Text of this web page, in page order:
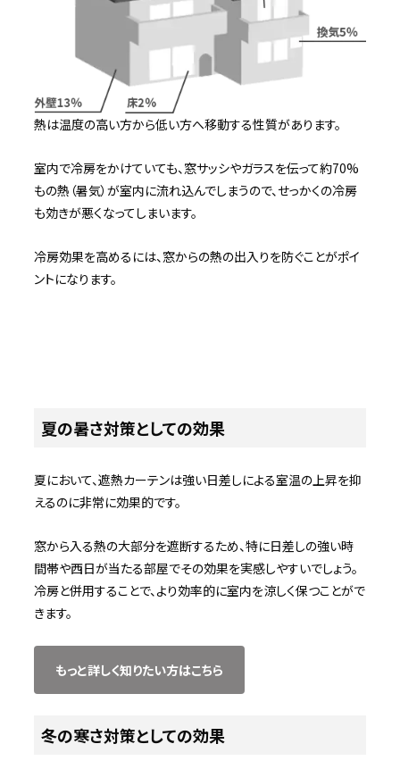
熱は温度の高い方から低い方へ移動する性質があります。
室内で冷房をかけていても、窓サッシやガラスを伝って約70%
もの熱（暑気）が室内に流れ込んでしまうので、せっかくの冷房
も効きが悪くなってしまいます。
冷房効果を高めるには、窓からの熱の出入りを防ぐことがポイ
ントになります。
夏の暑さ対策としての効果
夏において、遮熱カーテンは強い日差しによる室温の上昇を抑
えるのに非常に効果的です。
窓から入る熱の大部分を遮断するため、特に日差しの強い時
間帯や西日が当たる部屋でその効果を実感しやすいでしょう。
冷房と併用することで、より効率的に室内を涼しく保つことがで
きます。
もっと詳しく知りたい方はこちら
冬の寒さ対策としての効果